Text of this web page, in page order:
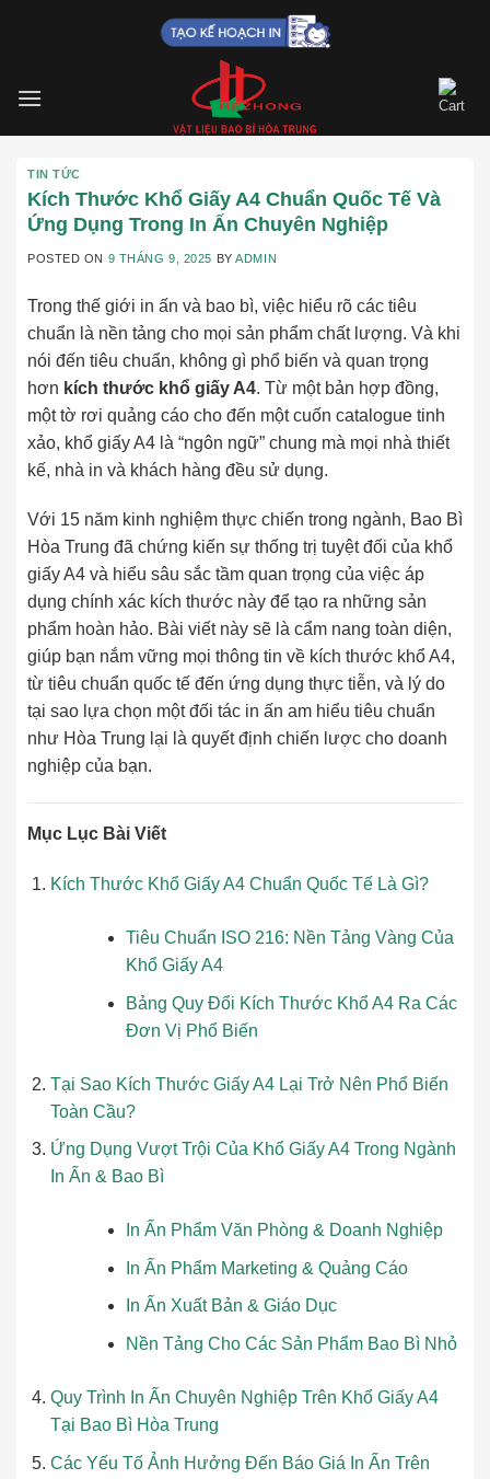
TIN TỨC
Kích Thước Khổ Giấy A4 Chuẩn Quốc Tế Và
Ứng Dụng Trong In Ấn Chuyên Nghiệp
POSTED ON 9 THÁNG 9, 2025 BYADMIN
Trong thế giới in ấn và bao bì, việc hiểu rõ các tiêu
chuẩn là nền tảng cho mọi sản phẩm chất lượng. Và khi
nói đến tiêu chuẩn, không gì phổ biến và quan trọng
hơn kích thước khổ giấy A4. Từ một bản hợp đồng,
một tờ rơi quảng cáo cho đến một cuốn catalogue tinh
xảo, khổ giấy A4 là “ngôn ngữ” chung mà mọi nhà thiết
kế, nhà in và khách hàng đều sử dụng.
Với 15 năm kinh nghiệm thực chiến trong ngành, Bao Bì
Hòa Trung đã chứng kiến sự thống trị tuyệt đối của khổ
giấy A4 và hiểu sâu sắc tầm quan trọng của việc áp
dụng chính xác kích thước này để tạo ra những sản
phẩm hoàn hảo. Bài viết này sẽ là cẩm nang toàn diện,
giúp bạn nắm vững mọi thông tin về kích thước khổ A4,
từ tiêu chuẩn quốc tế đến ứng dụng thực tiễn, và lý do
tại sao lựa chọn một đối tác in ấn am hiểu tiêu chuẩn
như Hòa Trung lại là quyết định chiến lược cho doanh
nghiệp của bạn.
Mục Lục Bài Viết
Kích Thước Khổ Giấy A4 Chuẩn Quốc Tế Là Gì?
Tiêu Chuẩn ISO 216: Nền Tảng Vàng Của
Khổ Giấy A4
Bảng Quy Đổi Kích Thước Khổ A4 Ra Các
Đơn Vị Phổ Biến
Tại Sao Kích Thước Giấy A4 Lại Trở Nên Phổ Biến
Toàn Cầu?
Ứng Dụng Vượt Trội Của Khổ Giấy A4 Trong Ngành
In Ấn & Bao Bì
In Ấn Phẩm Văn Phòng & Doanh Nghiệp
In Ấn Phẩm Marketing & Quảng Cáo
In Ấn Xuất Bản & Giáo Dục
Nền Tảng Cho Các Sản Phẩm Bao Bì Nhỏ
Quy Trình In Ấn Chuyên Nghiệp Trên Khổ Giấy A4
Tại Bao Bì Hòa Trung
Các Yếu Tố Ảnh Hưởng Đến Báo Giá In Ấn Trên